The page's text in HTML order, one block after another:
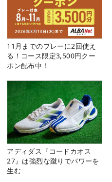
11月までのプレーに2回使え
る！コース限定3,500円クー
ポン配布中！
アディダス『コードカオス
27』は強烈な蹴りでパワーを
生む